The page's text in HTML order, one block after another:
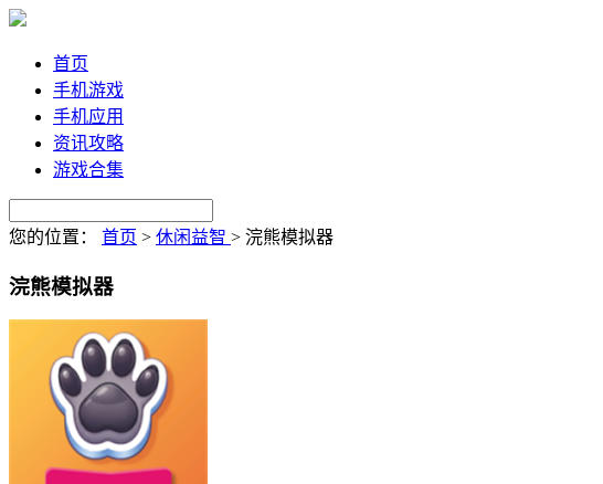
首页
手机游戏
手机应用
资讯攻略
游戏合集
您的位置： 首页 > 休闲益智 > 浣熊模拟器
浣熊模拟器